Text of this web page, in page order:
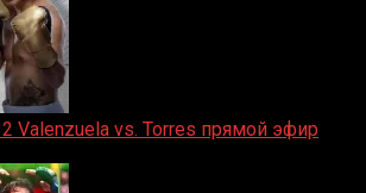
Valenzuela vs. Torres прямой эфир